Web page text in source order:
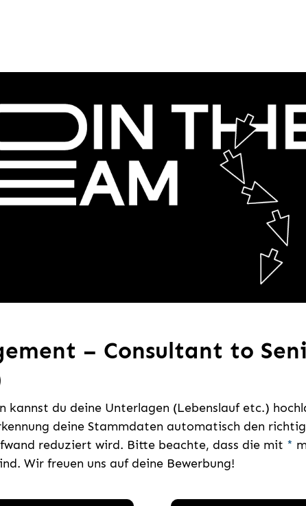
– Consultant to
kannst du deine Unterlagen (Lebenslauf etc.)
deine Stammdaten automatisch den
reduziert wird. Bitte beachte, dass die mit *
Wir freuen uns auf deine Bewerbung!